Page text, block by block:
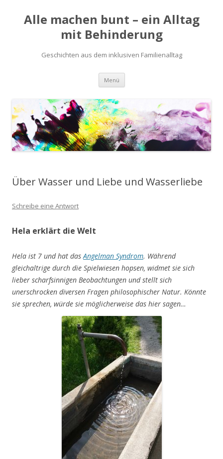
Alle machen bunt – ein Alltag
mit Behinderung
Geschichten aus dem inklusiven Familienalltag
Menü Zum
springen
Über Wasser und Liebe und Wasserliebe
Schreibe eine Antwort
Hela erklärt die Welt
Hela ist 7 und hat dasAngelman Syndrom. Während
gleichaltrige durch die Spielwiesen hopsen, widmet sie sich
lieber scharfsinnigen Beobachtungen und stellt sich
unerschrocken diversen Fragen philosophischer Natur. Könnte
sie sprechen, würde sie möglicherweise das hier sagen…